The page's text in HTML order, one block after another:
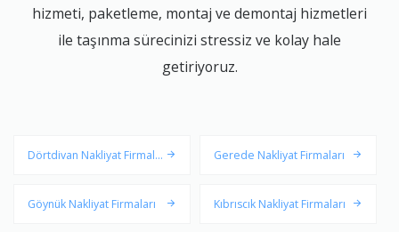
hizmeti, paketleme, montaj ve demontaj hizmetleri
ile taşınma sürecinizi stressiz ve kolay hale
getiriyoruz.
Dörtdivan Nakliyat Firmalar
Gerede Nakliyat Firmaları
Göynük Nakliyat Firmaları Kıbrıscık Nakliyat Firmaları